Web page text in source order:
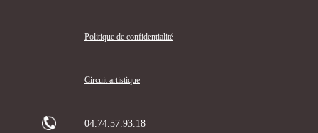
Politique de confidentialité
Circuit artistique
04.74.57.93.18